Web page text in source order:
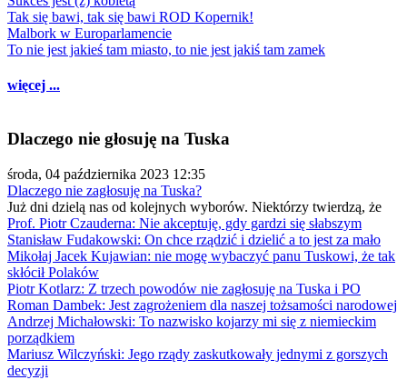
Tak się bawi, tak się bawi ROD Kopernik!
Malbork w Europarlamencie
To nie jest jakieś tam miasto, to nie jest jakiś tam zamek
więcej ...
Dlaczego nie głosuję na Tuska
środa, 04 października 2023 12:35
Dlaczego nie zagłosuję na Tuska?
Już dni dzielą nas od kolejnych wyborów. Niektórzy twierdzą, że
Prof. Piotr Czauderna: Nie akceptuję, gdy gardzi się słabszym
Stanisław Fudakowski: On chce rządzić i dzielić a to jest za mało
Mikołaj Jacek Kujawian: nie mogę wybaczyć panu Tuskowi, że tak
skłócił Polaków
Piotr Kotlarz: Z trzech powodów nie zagłosuję na Tuska i PO
Roman Dambek: Jest zagrożeniem dla naszej tożsamości narodowej
Andrzej Michałowski: To nazwisko kojarzy mi się z niemieckim
porządkiem
Mariusz Wilczyński: Jego rządy zaskutkowały jednymi z gorszych
decyzji